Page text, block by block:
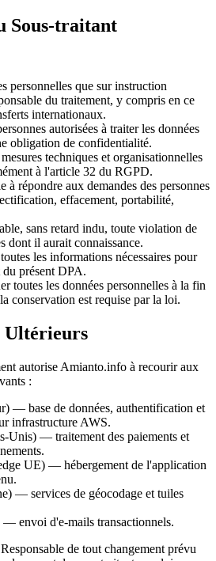
Sous-traitant
personnelles que sur instruction
du traitement, y compris en ce
internationaux.
autorisées à traiter les données
obligation de confidentialité.
techniques et organisationnelles
à l'article 32 du RGPD.
à répondre aux demandes des personnes
effacement, portabilité,
sans retard indu, toute violation de
dont il aurait connaissance.
les informations nécessaires pour
du présent DPA.
toutes les données personnelles à la fin
conservation est requise par la loi.
Ultérieurs
autorise Amianto.info à recourir aux
:
— base de données, authentification et
infrastructure AWS.
Unis) — traitement des paiements et
UE) — hébergement de l'application
— services de géocodage et tuiles
— envoi d'e-mails transactionnels.
de tout changement prévu